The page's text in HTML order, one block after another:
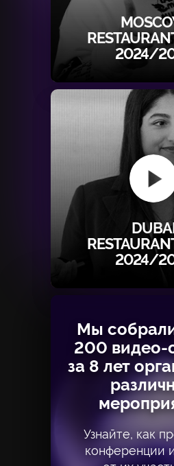
2024/
2024/
Узнайте, как
конференции
Узнайте, как
конференции
Мы
200 видео-
за 8 лет
Мы
200 видео-
за 8 лет